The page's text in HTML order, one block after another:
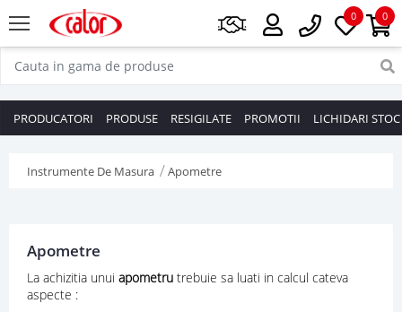
0
0
PRODUCATORI PRODUSE RESIGILATE PROMOTII LICHIDARI STOC
Instrumente De Masura Apometre
Apometre
La achizitia unui apometru trebuie sa luati in calcul cateva
aspecte :